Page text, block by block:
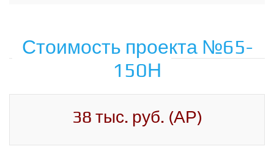
Стоимость проекта №65-
150Н
38 тыс. руб. (АР)